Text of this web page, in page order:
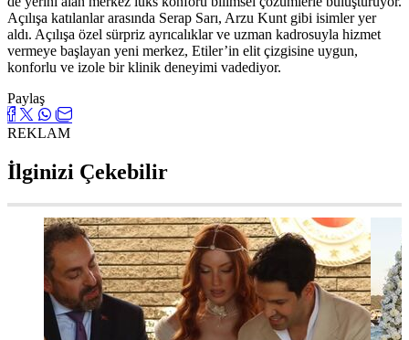
Açılışa katılanlar arasında Serap Sarı, Arzu Kunt gibi isimler yer
aldı. Açılışa özel sürpriz ayrıcalıklar ve uzman kadrosuyla hizmet
vermeye başlayan yeni merkez, Etiler’in elit çizgisine uygun,
konforlu ve izole bir klinik deneyimi vadediyor.
Paylaş
REKLAM
İlginizi Çekebilir